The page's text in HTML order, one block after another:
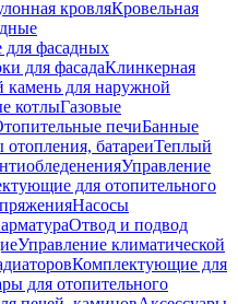
кровляКровельная
фасадных
для фасадаКлинкерная
камень для наружной
котлыГазовые
печиБанные
отопления, батареиТеплый
Управление
для отопительного
Насосы
Отвод и подвод
Управление климатической
Комплектующие для
для отопительного